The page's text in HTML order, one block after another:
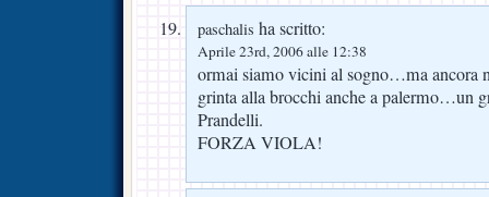
paschalis ha scritto:
Aprile 23rd, 2006 alle 12:38
ormai siamo vicini al sogno…ma ancora
grinta alla brocchi anche a palermo…un
Prandelli.
FORZA VIOLA!